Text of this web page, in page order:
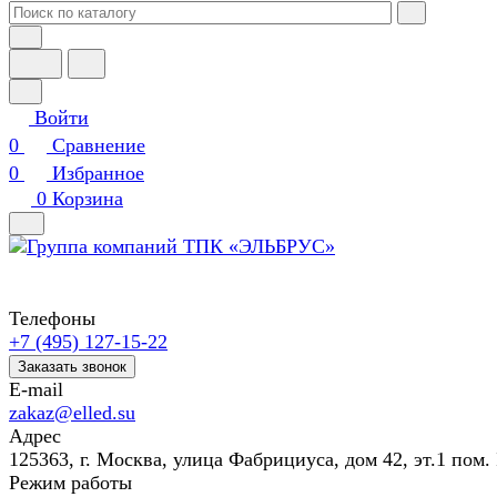
Войти
0
Сравнение
0
Избранное
0 Корзина
Телефоны
+7 (495) 127-15-22
Заказать звонок
E-mail
zakaz@elled.su
Адрес
125363, г. Москва, улица Фабрициуса, дом 42, эт.1
Режим работы